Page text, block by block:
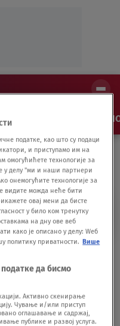
adrenalinski
svetski zid
da osvoji najviši
податке, као што су подаци
и приступамо им на
омогућићете технологије за
у делу "ми и наши партнери
онемогућите технологије за
видите можда неће бити
овај мени да бисте
у било ком тренутку
на дну ове веб
како је описано у делу: Wеб
политику приватности. Више
да бисмо
Активно скенирање
Чување и/или приступ
оглашавање и садржај,
публике и развој услуга.